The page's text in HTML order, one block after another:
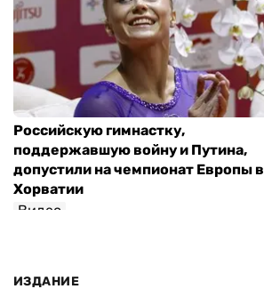
Российскую гимнастку,
поддержавшую войну и Путина,
допустили на чемпионат Европы в
Хорватии
Видео
ИЗДАНИЕ